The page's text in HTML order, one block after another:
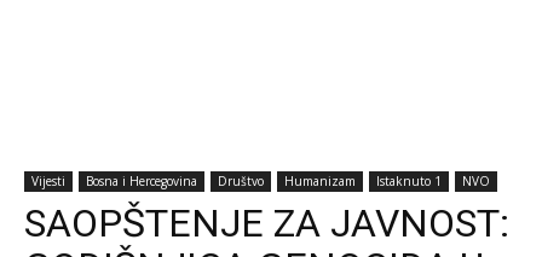
Vijesti Bosna i Hercegovina Društvo Humanizam Istaknuto 1 NVO
SAOPŠTENJE ZA JAVNOST: